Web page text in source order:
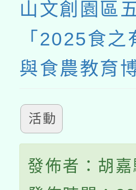
山文創園區
「2025食
與食農教育
活動
發佈者：胡嘉